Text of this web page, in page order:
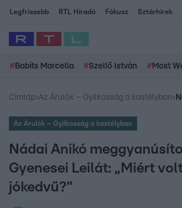
Legfrissebb RTL Híradó Fókusz Sztárhírek
# Babits Marcella #Szellő István # Most
Címlap›Az Árulók – Gyilkosság a kastélyban›
Az Árulók – Gyilkosság a kastélyban
Nádai Anikó
Gyenesei Leilát: „Miért
jókedvű?”